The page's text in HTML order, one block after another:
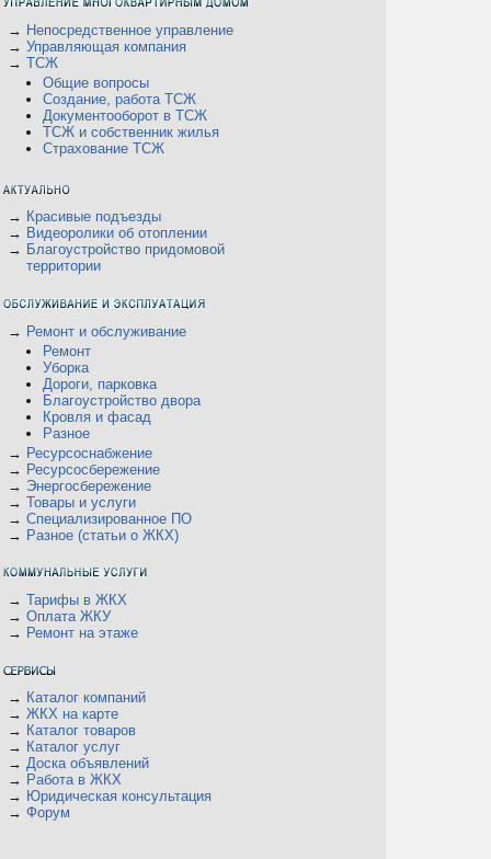
→ Непосредственное управление
→ Управляющая компания
→ ТСЖ
Общие вопросы
Создание, работа ТСЖ
Документооборот в ТСЖ
ТСЖ и собственник жилья
Страхование ТСЖ
→ Красивые подъезды
→ Видеоролики об отоплении
→ Благоустройство придомовой
территории
→ Ремонт и обслуживание
Ремонт
Уборка
Дороги, парковка
Благоустройство двора
Кровля и фасад
Разное
→ Ресурсоснабжение
→ Ресурсосбережение
→ Энергосбережение
→ Товары и услуги
→ Специализированное ПО
→ Разное (статьи о ЖКХ)
→ Тарифы в ЖКХ
→ Оплата ЖКУ
→ Ремонт на этаже
→ Каталог компаний
→ ЖКХ на карте
→ Каталог товаров
→ Каталог услуг
→ Доска объявлений
→ Работа в ЖКХ
→ Юридическая консультация
→ Форум